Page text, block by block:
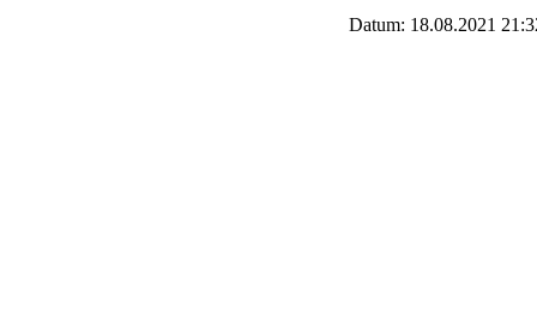
Datum: 18.08.2021